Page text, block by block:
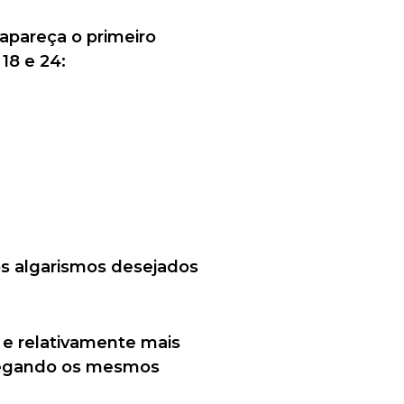
o primeiro
e 24:
algarismos desejados
relativamente mais
os mesmos